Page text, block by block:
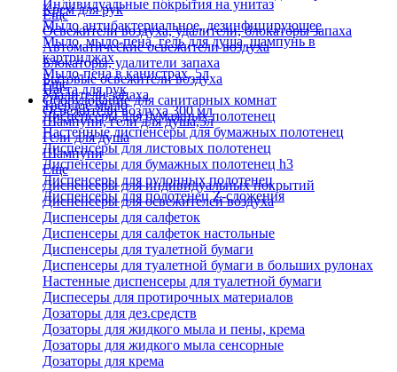
Индивидуальные покрытия на унитаз
Крем для рук
Мыло антибактериальное, дезинфицирующее
Мыло, мыло-пена, гель для душа, шампунь в
картриджах
Мыло-пена в канистрах, 5л
Паста для рук
Твердое мыло
Шампуни, гели для душа,5л
Гели для душа
Шампуни
Еще
Освежители воздуха, удалители, блокаторы запаха
Автоматические освежители воздуха
Блокаторы, удалители запаха
Бытовые освежители воздуха
Удалители запаха
Освежители воздуха 300 мл
Еще
Оборудование для санитарных комнат
Диспенсеры для бумажных полотенец
Настенные диспенсеры для бумажных полотенец
Диспенсеры для листовых полотенец
Диспенсеры для бумажных полотенец h3
Диспенсеры для рулонных полотенец
Диспенсеры для полотенец Z-сложения
Еще
Диспенсеры для индивидуальных покрытий
Диспенсеры для освежителей воздуха
Диспенсеры для салфеток
Диспенсеры для салфеток настольные
Диспенсеры для туалетной бумаги
Диспенсеры для туалетной бумаги в больших рулонах
Настенные диспенсеры для туалетной бумаги
Диспесеры для протирочных материалов
Дозаторы для дез.средств
Дозаторы для жидкого мыла и пены, крема
Дозаторы для жидкого мыла сенсорные
Дозаторы для крема